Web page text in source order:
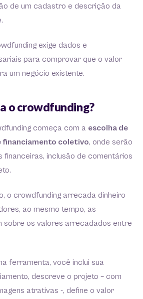
de um cadastro e descrição da
exige dados e
para comprovar que o valor
um negócio existente.
o crowdfunding?
começa com a escolha de
financiamento coletivo, onde serão
inclusão de comentários
o crowdfunding arrecada dinheiro
ao mesmo tempo, as
sobre os valores arrecadados entre
ferramenta, você inclui sua
descreve o projeto – com
atrativas -, define o valor